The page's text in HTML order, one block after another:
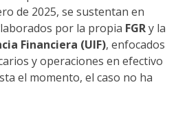
de 2025, se sustentan en
por la propia FGRy la
Financiera (UIF), enfocados
y operaciones en efectivo
el momento, el caso no ha